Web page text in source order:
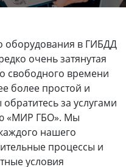
оборудования в ГИБДД
очень затянутая
свободного времени
более простой и
за услугами
«МИР ГБО». Мы
нашего
процессы и
условия